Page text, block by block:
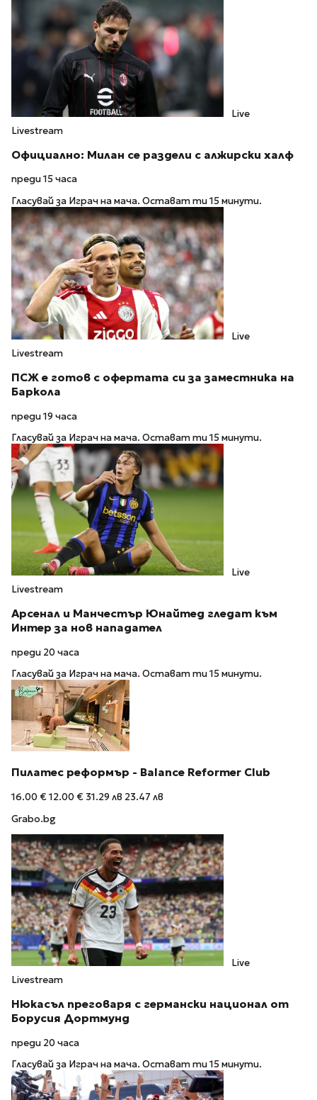
Live
Livestream
Официално: Милан се раздели с алжирски халф
преди 15 часа
Гласувай за Играч на мача. Остават ти 15 минути.
Live
Livestream
ПСЖ е готов с офертата си за заместника на
Баркола
преди 19 часа
Гласувай за Играч на мача. Остават ти 15 минути.
Live
Livestream
Арсенал и Манчестър Юнайтед гледат към
Интер за нов нападател
преди 20 часа
Гласувай за Играч на мача. Остават ти 15 минути.
Пилатес реформър - Balance Reformer Club
16.00 €12.00 € 31.29 лв 23.47 лв
Grabo.bg
Live
Livestream
Нюкасъл преговаря с германски национал от
Борусия Дортмунд
преди 20 часа
Гласувай за Играч на мача. Остават ти 15 минути.